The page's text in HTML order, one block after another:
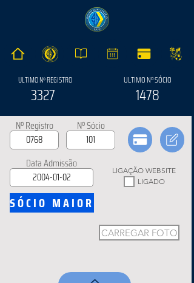
ULTIMO Nº REGISTRO
3327
ULTIMO Nº SÓCIO
1478
Nº Registro Nº Sócio
Data Admissão
LIGAÇÃO WEBSITE
LIGADO
SÓCIO MAIOR
CARREGAR FOTO